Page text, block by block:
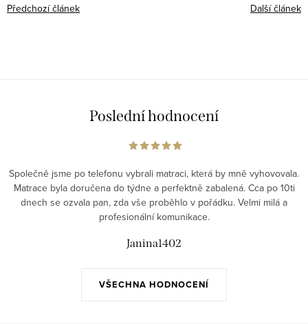
Předchozí článek Další článek
Poslední hodnocení
VŠECHNA HODNOCENÍ
Společně jsme po telefonu vybrali matraci, která by mně vyhovovala.
Matrace byla doručena do týdne a perfektně zabalená. Cca po 10ti
dnech se ozvala pan, zda vše proběhlo v pořádku. Velmi milá a
profesionální komunikace.
Janina1402